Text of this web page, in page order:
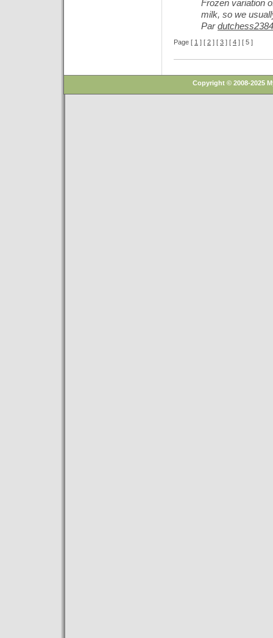
Frozen variation
milk, so we
Pardutchess2384
Page [ 1 ] [ 2 ] [ 3 ] [ 4 ] [ 5 ]
Copyright © 2008-2025